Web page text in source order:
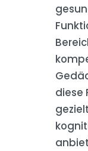
diese